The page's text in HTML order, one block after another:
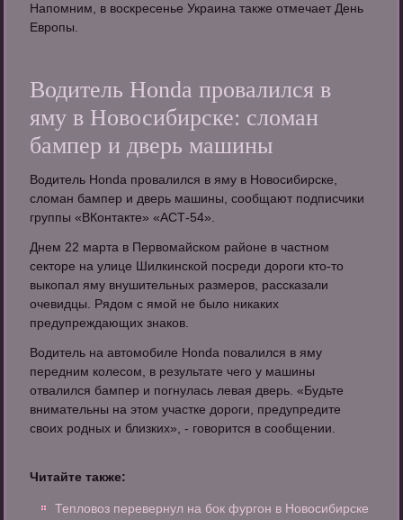
Напомним, в воскресенье Украина также отмечает День
Европы.
Водитель Honda провалился в
яму в Новосибирске: сломан
бампер и дверь машины
Водитель Honda провалился в яму в Новосибирске,
сломан бампер и дверь машины, сообщают подписчики
группы «ВКонтакте» «АСТ-54».
Днем 22 марта в Первомайском районе в частном
секторе на улице Шилкинской посреди дороги кто-то
выкопал яму внушительных размеров, рассказали
очевидцы. Рядом с ямой не было никаких
предупреждающих знаков.
Водитель на автомобиле Honda повалился в яму
передним колесом, в результате чего у машины
отвалился бампер и погнулась левая дверь. «Будьте
внимательны на этом участке дороги, предупредите
своих родных и близких», - говорится в сообщении.
Читайте также:
Тепловоз перевернул на бок фургон в Новосибирске